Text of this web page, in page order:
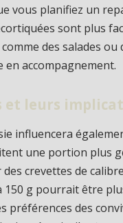
vous planifiez un
sont plus
des salades
accompagnement.
et leurs
influencera
une portion plus
crevettes de
g pourrait être
préférences des